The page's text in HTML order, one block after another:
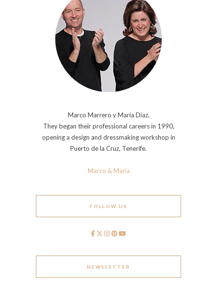
Marco Marrero y María Díaz.
They began their professional careers in 1990,
opening a design and dressmaking workshop in
Puerto de la Cruz, Tenerife.
Marco & María
FOLLOW US
NEWSLETTER